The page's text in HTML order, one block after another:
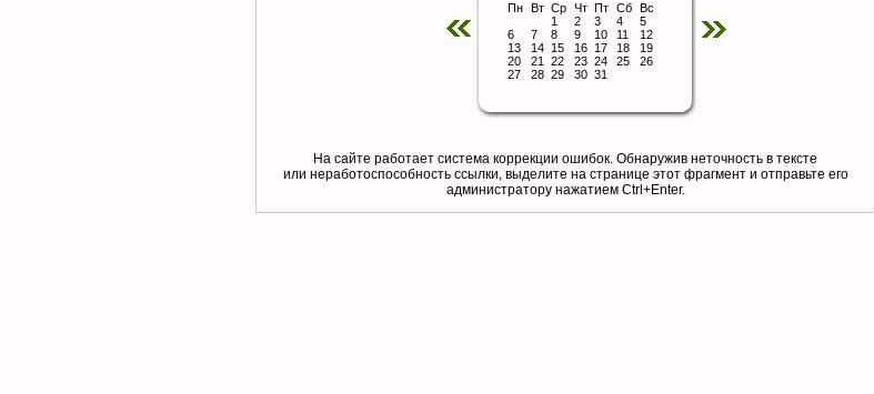
Пн Вт Ср Чт Пт Сб Вс
1
2 3 4
5
6
7 8 9 10 11
12
13
14 15 16 17 18
19
20
21 22 23 24 25
26
27
28 29 30 31
На сайте работает система коррекции ошибок. Обнаружив неточность в тексте
или неработоспособность ссылки, выделите на странице этот фрагмент и отправьте его
aдминистратору нажатием Ctrl+Enter.